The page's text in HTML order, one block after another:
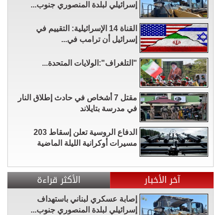
إسرائيلي لبلدة المنصوري جنوب...
القناة 14 الإسرائيلية: التقييم في
إسرائيل أن ترامب في...
"التلغراف":الولايات المتحدة...
مقتل 7 أشخاص في حادث إطلاق النار
في مدرسة بتايلاند
الدفاع الروسية تعلن إسقاط 203
مسيرات أوكرانية الليلة الماضية
آخر الأخبار الأكثر قراءة
إصابة عسكري لبناني باستهداف
إسرائيلي لبلدة المنصوري جنوب...